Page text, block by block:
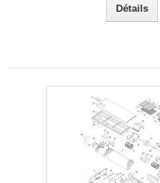
Détails